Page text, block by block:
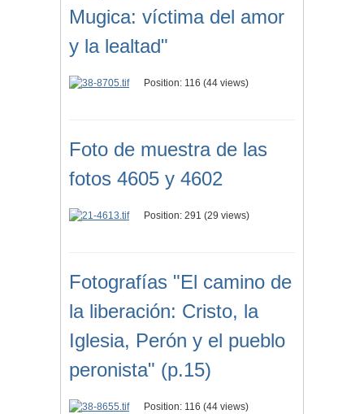
Mugica: víctima del amor
y la lealtad"
Position: 116 (44 views)
Foto de muestra de las
fotos 4605 y 4602
Position: 291 (29 views)
Fotografías "El camino de
la liberación: Cristo, la
Iglesia, Perón y el pueblo
peronista" (p.15)
Position: 116 (44 views)